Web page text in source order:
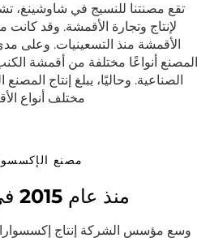
تقع مصنتنا للنسيج في شاوشينغ،
لإنتاج وتجارة الأقمشة. وقد
المصنع أنواعًا مختلفة من أقمشة
مختلف أنواع
مصنع
منذ عام 2015 في فوشان